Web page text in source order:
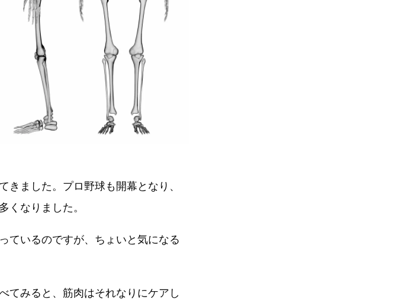
きました。プロ野球も開幕となり、
くなりました。
ているのですが、ちょいと気になる
てみると、筋肉はそれなりにケアし